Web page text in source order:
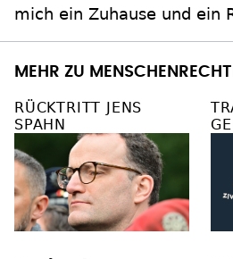
mich ein Zuhause und ein
MEHR ZU
RÜCKTRITT JENS
SPAHN